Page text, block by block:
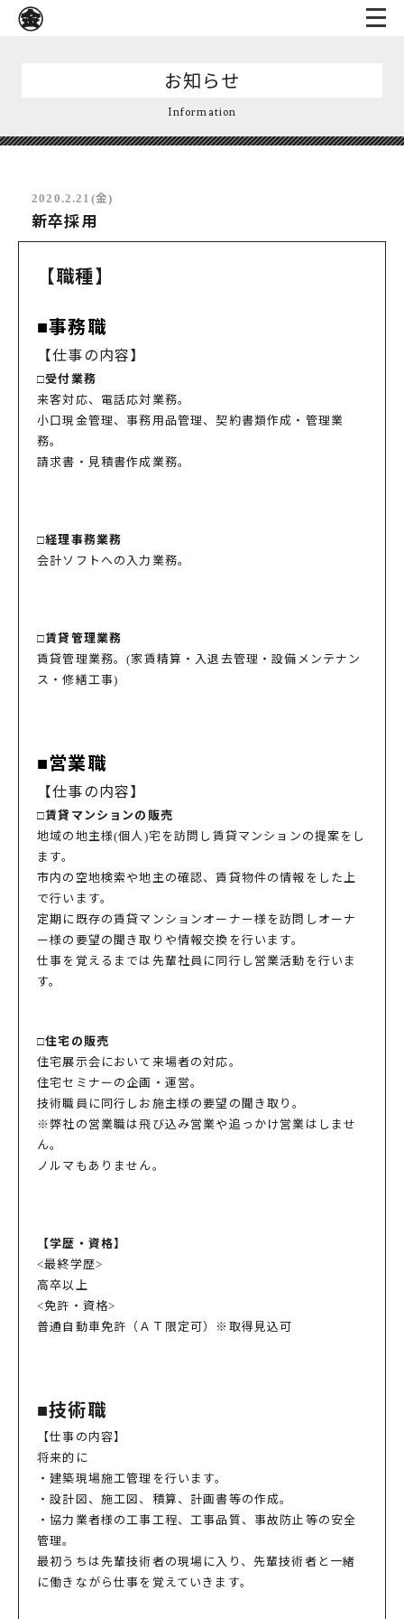
お知らせ
Information
2020.2.21(金)
新卒採用
【職種】
■事務職
【仕事の内容】
□受付業務
来客対応、電話応対業務。
小口現金管理、事務用品管理、契約書類作成・管理業
務。
請求書・見積書作成業務。
□経理事務業務
会計ソフトへの入力業務。
□賃貸管理業務
賃貸管理業務。(家賃精算・入退去管理・設備メンテナン
ス・修繕工事)
■営業職
【仕事の内容】
□賃貸マンションの販売
地域の地主様(個人)宅を訪問し賃貸マンションの提案をし
ます。
市内の空地検索や地主の確認、賃貸物件の情報をした上
で行います。
定期に既存の賃貸マンションオーナー様を訪問しオーナ
ー様の要望の聞き取りや情報交換を行います。
仕事を覚えるまでは先輩社員に同行し営業活動を行いま
す。
□住宅の販売
住宅展示会において来場者の対応。
住宅セミナーの企画・運営。
技術職員に同行しお施主様の要望の聞き取り。
※弊社の営業職は飛び込み営業や追っかけ営業はしませ
ん。
ノルマもありません。
【学歴・資格】
<最終学歴>
高卒以上
<免許・資格>
普通自動車免許（ＡＴ限定可）※取得見込可
■技術職
【仕事の内容】
将来的に
・建築現場施工管理を行います。
・設計図、施工図、積算、計画書等の作成。
・協力業者様の工事工程、工事品質、事故防止等の安全
管理。
最初うちは先輩技術者の現場に入り、先輩技術者と一緒
に働きながら仕事を覚えていきます。